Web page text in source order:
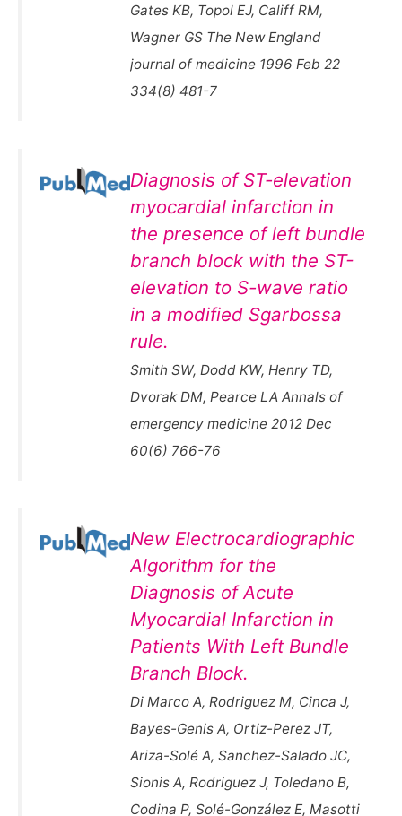
Gates KB, Topol EJ, Califf RM,
Wagner GS The New England
journal of medicine 1996 Feb 22
334(8) 481-7
Diagnosis of ST-elevation
myocardial infarction in
the presence of left bundle
branch block with the ST-
elevation to S-wave ratio
in a modified Sgarbossa
rule.
Smith SW, Dodd KW, Henry TD,
Dvorak DM, Pearce LA Annals of
emergency medicine 2012 Dec
60(6) 766-76
New Electrocardiographic
Algorithm for the
Diagnosis of Acute
Myocardial Infarction in
Patients With Left Bundle
Branch Block.
Di Marco A, Rodriguez M, Cinca J,
Bayes-Genis A, Ortiz-Perez JT,
Ariza-Solé A, Sanchez-Salado JC,
Sionis A, Rodriguez J, Toledano B,
Codina P, Solé-González E, Masotti